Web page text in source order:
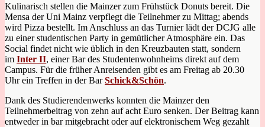
Kulinarisch stellen die Mainzer zum Frühstück Donuts bereit. Die
Mensa der Uni Mainz verpflegt die Teilnehmer zu Mittag; abends
wird Pizza bestellt. Im Anschluss an das Turnier lädt der DCJG alle
zu einer studentischen Party in gemütlicher Atmosphäre ein. Das
Social findet nicht wie üblich in den Kreuzbauten statt, sondern
im Inter II, einer Bar des Studentenwohnheims direkt auf dem
Campus. Für die früher Anreisenden gibt es am Freitag ab 20.30
Uhr ein Treffen in der BarSchick&Schön.
Dank des Studierendenwerks konnten die Mainzer den
Teilnehmerbeitrag von zehn auf acht Euro senken. Der Beitrag kann
entweder in bar mitgebracht oder auf elektronischem Weg gezahlt